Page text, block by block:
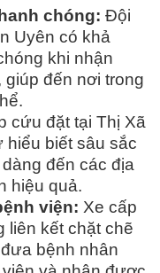
chóng: Đội
Uyên có khả
khi nhận
đến nơi trong
cứu đặt tại Thị Xã
biết sâu sắc
đến các địa
hiệu quả.
viện: Xe cấp
liên kết chặt chẽ
bệnh nhân